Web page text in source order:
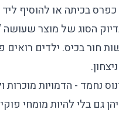
בכיתה או להוסיף
הסוג של מוצר שעושה
חור בכיס. ילדים רואים
נחמד - הדמויות מוכרות
גם בלי להיות מומחי